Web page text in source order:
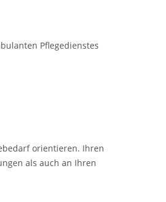
Pflegedienstes
orientieren. Ihren
als auch an Ihren